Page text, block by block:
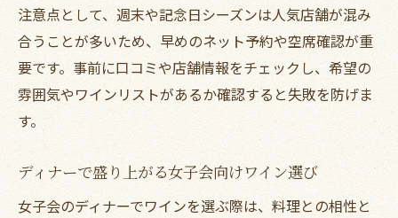
注意点として、週末や記念日シーズンは人気店舗が混み
合うことが多いため、早めのネット予約や空席確認が重
要です。事前に口コミや店舗情報をチェックし、希望の
雰囲気やワインリストがあるか確認すると失敗を防げま
す。
ディナーで盛り上がる女子会向けワイン選び
女子会のディナーでワインを選ぶ際は、料理との相性と